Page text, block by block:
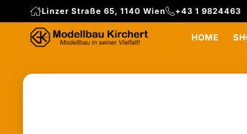
zum
Inhalt
Linzer Straße 65, 1140 Wien +43 1 9824463
HOME
Zu